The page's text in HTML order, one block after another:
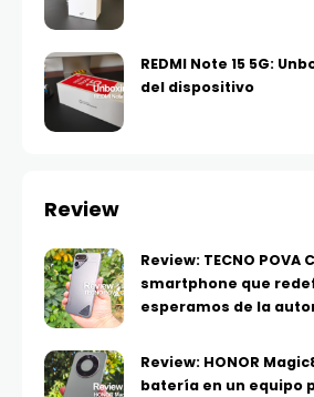
REDMI Note 15 5G:
del dispositivo
Review
Review: TECNO POVA
smartphone que
esperamos de la
Review: HONOR
batería en un equipo